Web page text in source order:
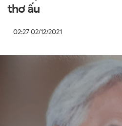
thơ ấu
02:27 02/12/2021